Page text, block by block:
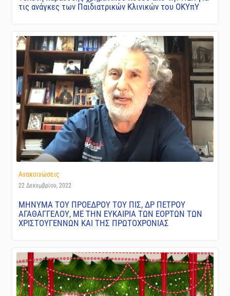
τις ανάγκες των Παιδιατρικών Κλινικών του ΟΚΥπΥ
Ανακοινώσεις
22 Δεκεμβρίου, 2022
ΜΗΝΥΜΑ ΤΟΥ ΠΡΟΕΔΡΟΥ ΤΟΥ ΠΙΣ, ΔΡ ΠΕΤΡΟΥ
ΑΓΑΘΑΓΓΕΛΟΥ, ΜΕ ΤΗΝ ΕΥΚΑΙΡΙΑ ΤΩΝ ΕΟΡΤΩΝ ΤΩΝ
ΧΡΙΣΤΟΥΓΕΝΝΩΝ ΚΑΙ ΤΗΣ ΠΡΩΤΟΧΡΟΝΙΑΣ